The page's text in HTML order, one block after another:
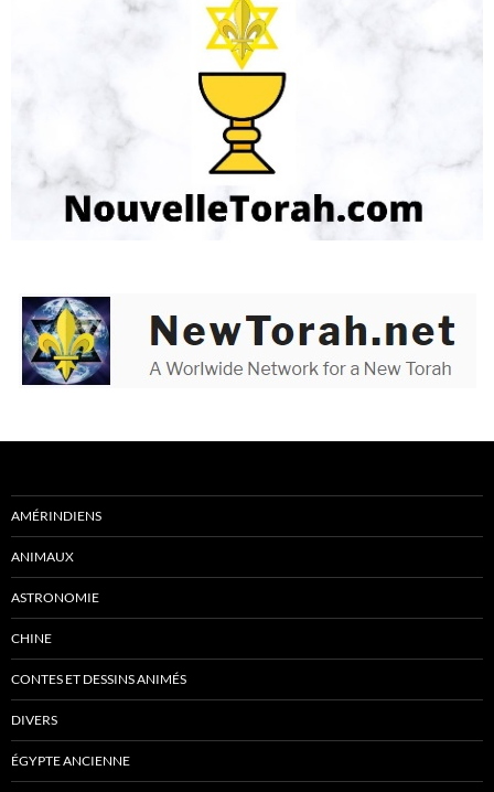
AMÉRINDIENS
ANIMAUX
ASTRONOMIE
CHINE
CONTES ET DESSINS ANIMÉS
DIVERS
ÉGYPTE ANCIENNE